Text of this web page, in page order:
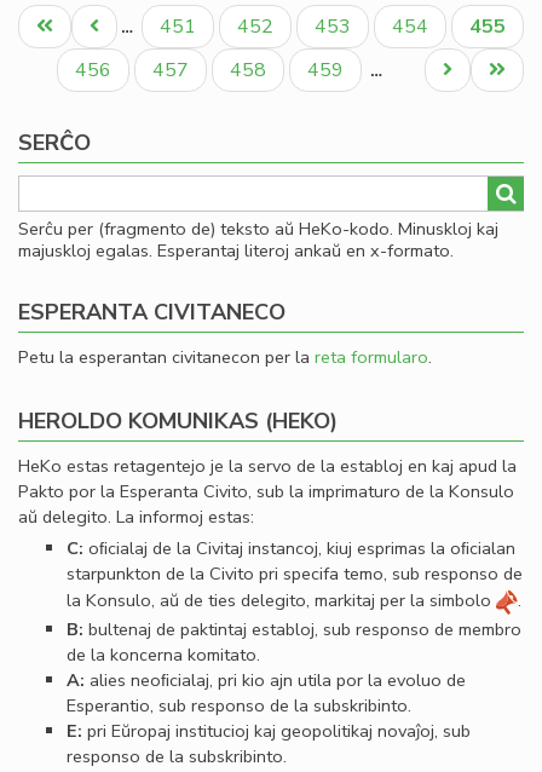
pri
Pagination
Unua
paĝo
Antaŭa
paĝo
… Paĝo
451 Paĝo
452 Paĝo
453 Paĝo
454
Aktuala
paĝo
455
Paĝo
456 Paĝo
457 Paĝo
458 Paĝo
459 …
Last
page
Next
page
SERĈO
Serĉu per (fragmento de) teksto aŭ HeKo-kodo. Minuskloj kaj
majuskloj egalas. Esperantaj literoj ankaŭ en x-formato.
ESPERANTA CIVITANECO
Petu la esperantan civitanecon per la reta formularo.
HEROLDO KOMUNIKAS (HEKO)
HeKo estas retagentejo je la servo de la establoj en kaj apud la
Pakto por la Esperanta Civito, sub la imprimaturo de la Konsulo
aŭ delegito. La informoj estas:
C: oﬁcialaj de la Civitaj instancoj, kiuj esprimas la oﬁcialan
starpunkton de la Civito pri specifa temo, sub responso de
la Konsulo, aŭ de ties delegito, markitaj per la simbolo
.
B: bultenaj de paktintaj establoj, sub responso de membro
de la koncerna komitato.
A: alies neoﬁcialaj, pri kio ajn utila por la evoluo de
Esperantio, sub responso de la subskribinto.
E: pri Eŭropaj institucioj kaj geopolitikaj novaĵoj, sub
responso de la subskribinto.